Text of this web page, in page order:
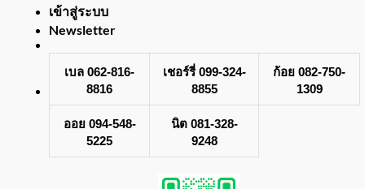
เข้าสู่ระบบ
Newsletter
เบล 062-816-
8816
เชอร์รี่ 099-324-
8855
ก้อย 082-750-
1309
ออย 094-548-
5225
นิต 081-328-
9248